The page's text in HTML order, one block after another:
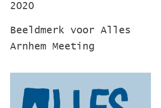
2020
Beeldmerk voor Alles
Arnhem Meeting